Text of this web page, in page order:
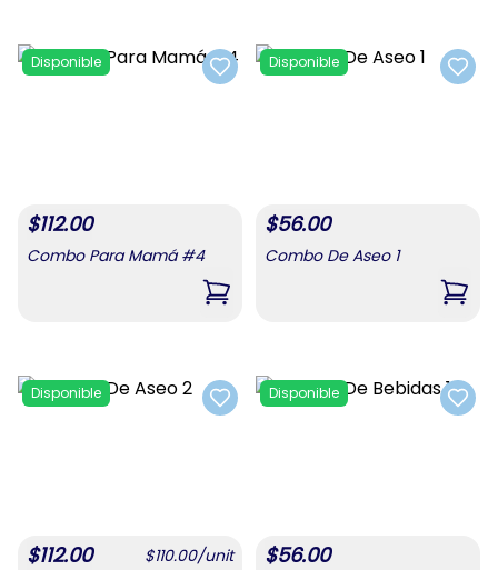
Add to favorites
Disponible
$112.00
Combo Para Mamá #4
,Combo Para Mamá #4
Add
Disponible
$56.00
Combo De Aseo 1
,
Add to favorites
Disponible
$112.00 $110.00/unit
Add
Disponible
$56.00